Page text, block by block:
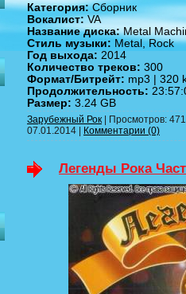
Категория:Сборник
Вокалист:VA
Название диска:Metal
Стиль музыки: Metal, Rock
Год выхода: 2014
Количество треков: 300
Формат/Битрейт: mp3 | 320
Продолжительность:
Размер: 3.24 GB
Зарубежный Рок | Просмотров:
07.01.2014 | Комментарии (0)
Легенды Рока